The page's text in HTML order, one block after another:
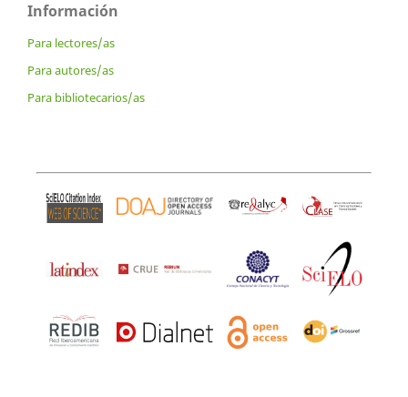
Información
Para lectores/as
Para autores/as
Para bibliotecarios/as